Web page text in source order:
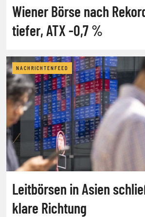
Wiener Börse nach
tiefer, ATX -0,7 %
NACHRICHTENFEED
Leitbörsen in Asien
klare Richtung